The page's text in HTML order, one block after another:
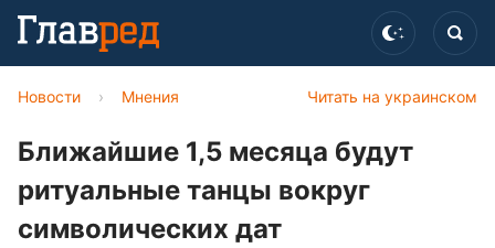
Читать на украинском
Новости › Мнения
Ближайшие 1,5 месяца будут
ритуальные танцы вокруг
символических дат